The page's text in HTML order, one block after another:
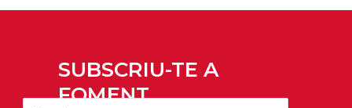
SUBSCRIU-TE A
FOMENT